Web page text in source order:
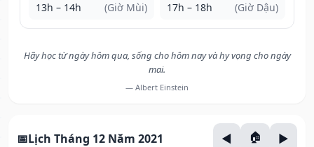
13h – 14h (Giờ Mùi) 17h – 18h (Giờ Dậu)
Hãy học từ ngày hôm qua, sống cho hôm nay và hy vọng cho ngày
mai.
— Albert Einstein
Lịch Tháng 12 Năm 2021